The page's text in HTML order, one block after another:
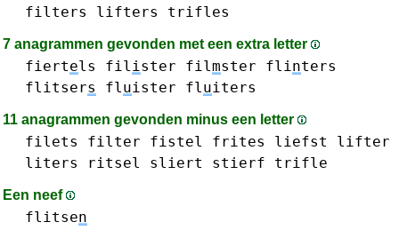
filters lifters trifles
7 anagrammen gevonden met een extra letter
fiertels filister filmster flinters
flitsers fluister fluiters
11 anagrammen gevonden minus een letter
filets filter fistel frites liefst
lifter
liters
ritsel sliert stierf trifle
Een neef
flitsen